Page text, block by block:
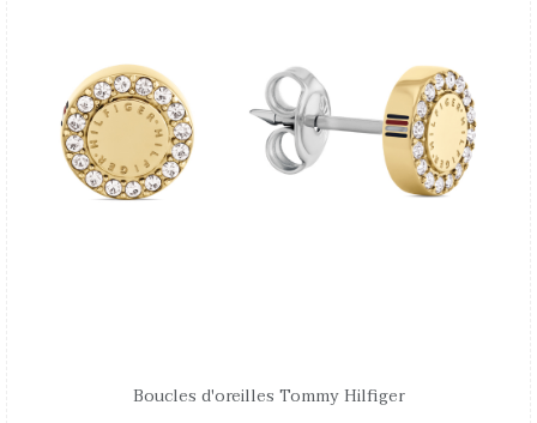
Boucles d'oreilles Tommy Hilfiger